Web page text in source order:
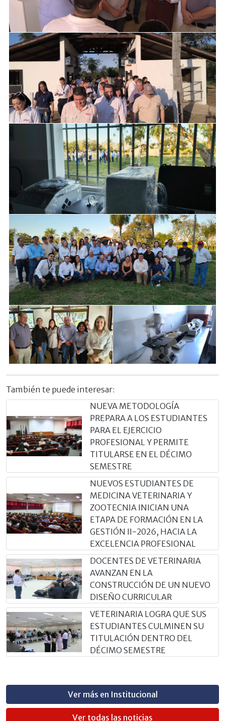
También te puede interesar:
NUEVA METODOLOGÍA
PREPARA A LOS ESTUDIANTES
PARA EL EJERCICIO
PROFESIONAL Y PERMITE
TITULARSE EN EL DÉCIMO
SEMESTRE
NUEVOS ESTUDIANTES DE
MEDICINA VETERINARIA Y
ZOOTECNIA INICIAN UNA
ETAPA DE FORMACIÓN EN LA
GESTIÓN II-2026, HACIA LA
EXCELENCIA PROFESIONAL
DOCENTES DE VETERINARIA
AVANZAN EN LA
CONSTRUCCIÓN DE UN NUEVO
DISEÑO CURRICULAR
VETERINARIA LOGRA QUE SUS
ESTUDIANTES CULMINEN SU
TITULACIÓN DENTRO DEL
DÉCIMO SEMESTRE
Ver más en Institucional
Ver todas las noticias